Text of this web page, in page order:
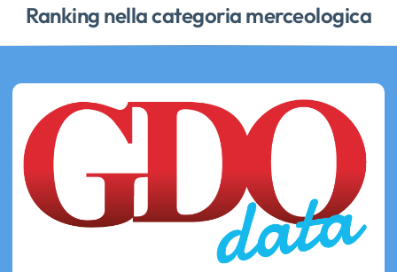
Ranking nella categoria merceologica